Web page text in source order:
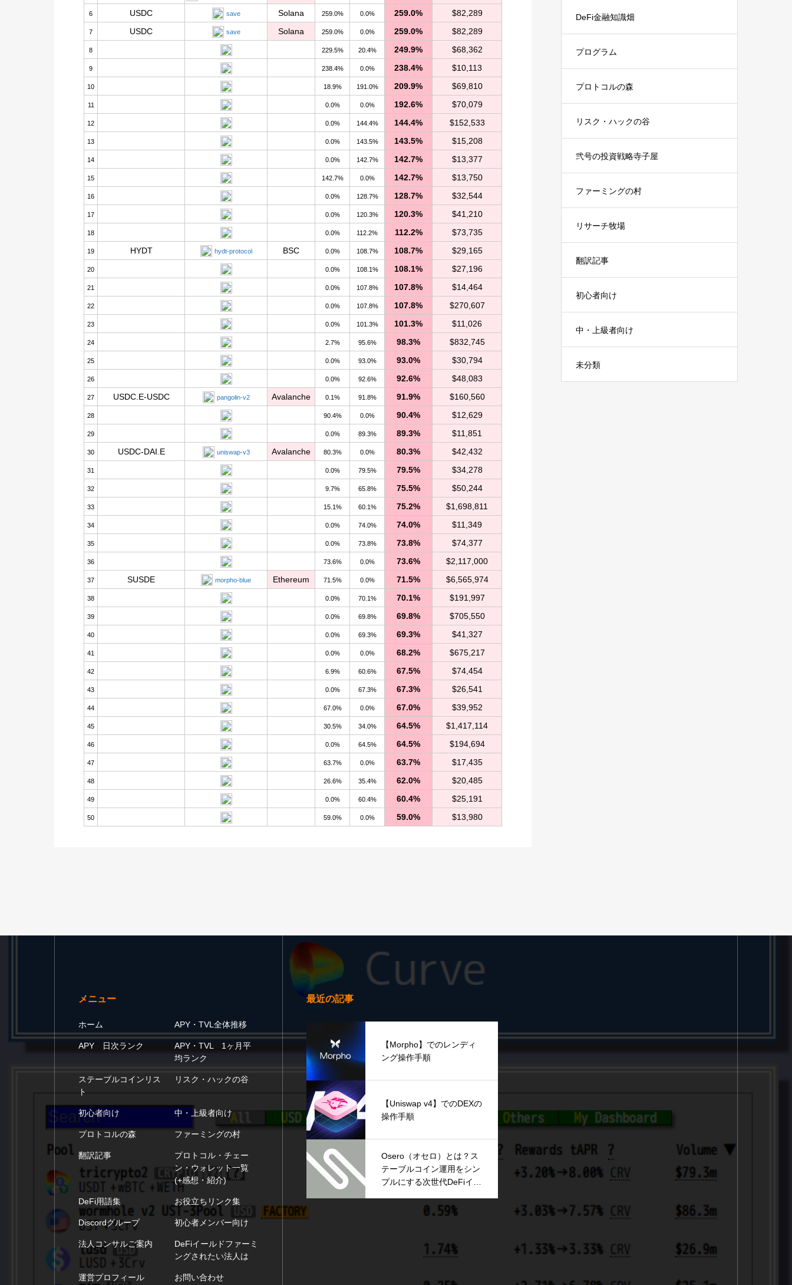
6 USDC save Solana 259.0% 0.0% 259.0% $82,289
7 USDC save Solana 259.0% 0.0% 259.0% $82,289
8 229.5% 20.4% 249.9% $68,362
9 238.4% 0.0% 238.4% $10,113
10 18.9% 191.0% 209.9% $69,810
11 0.0% 0.0% 192.6% $70,079
12 0.0% 144.4% 144.4% $152,533
13 0.0% 143.5% 143.5% $15,208
14 0.0% 142.7% 142.7% $13,377
15 142.7% 0.0% 142.7% $13,750
16 0.0% 128.7% 128.7% $32,544
17 0.0% 120.3% 120.3% $41,210
18 0.0% 112.2% 112.2% $73,735
19 HYDT hydt-protocol BSC 0.0% 108.7% 108.7% $29,165
20 0.0% 108.1% 108.1% $27,196
21 0.0% 107.8% 107.8% $14,464
22 0.0% 107.8% 107.8% $270,607
23 0.0% 101.3% 101.3% $11,026
24 2.7% 95.6% 98.3% $832,745
25 0.0% 93.0% 93.0% $30,794
26 0.0% 92.6% 92.6% $48,083
27 USDC.E-USDC pangolin-v2 Avalanche 0.1% 91.8% 91.9% $160,560
28 90.4% 0.0% 90.4% $12,629
29 0.0% 89.3% 89.3% $11,851
30 USDC-DAI.E uniswap-v3 Avalanche 80.3% 0.0% 80.3% $42,432
31 0.0% 79.5% 79.5% $34,278
32 9.7% 65.8% 75.5% $50,244
33 15.1% 60.1% 75.2% $1,698,811
34 0.0% 74.0% 74.0% $11,349
35 0.0% 73.8% 73.8% $74,377
36 73.6% 0.0% 73.6% $2,117,000
37 SUSDE morpho-blue Ethereum 71.5% 0.0% 71.5% $6,565,974
38 0.0% 70.1% 70.1% $191,997
39 0.0% 69.8% 69.8% $705,550
40 0.0% 69.3% 69.3% $41,327
41 0.0% 0.0% 68.2% $675,217
42 6.9% 60.6% 67.5% $74,454
43 0.0% 67.3% 67.3% $26,541
44 67.0% 0.0% 67.0% $39,952
45 30.5% 34.0% 64.5% $1,417,114
46 0.0% 64.5% 64.5% $194,694
47 63.7% 0.0% 63.7% $17,435
48 26.6% 35.4% 62.0% $20,485
49 0.0% 60.4% 60.4% $25,191
50 59.0% 0.0% 59.0% $13,980
DeFi金融知識畑
プログラム
プロトコルの森
リスク・ハックの谷
弐号の投資戦略寺子屋
ファーミングの村
リサーチ牧場
翻訳記事
初心者向け
中・上級者向け
未分類
メニュー
ホーム APY・TVL全体推移
APY 日次ランク
APY・TVL 1ヶ月平
均ランク
ステーブルコインリス
ト
リスク・ハックの谷
初心者向け 中・上級者向け
プロトコルの森 ファーミングの村
翻訳記事
プロトコル・チェー
ン・ウォレット一覧
(+感想・紹介)
DeFi用語集 お役立ちリンク集
Discordグループ 初心者メンバー向け
法人コンサルご案内
DeFiイールドファーミ
ングされたい法人は
運営プロフィール お問い合わせ
最近の記事
【Morpho】でのレンディ
ング操作手順
【Uniswap v4】でのDEXの
操作手順
Osero（オセロ）とは？ス
テーブルコイン運用をシン
プルにする次世代DeFiイン